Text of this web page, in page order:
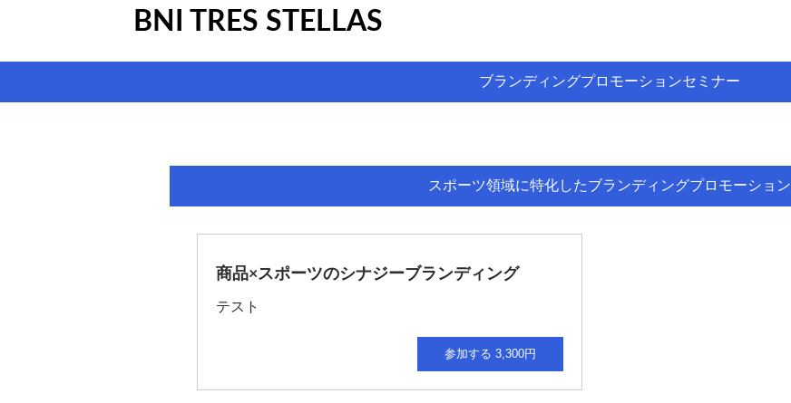
BNI TRES STELLAS
ブランディングプロモーションセミナー
スポーツ領域に特化したブランディングプロモーション
商品×スポーツのシナジーブランディング
テスト
参加する 3,300円